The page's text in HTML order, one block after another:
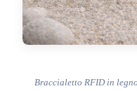
Braccialetto RFID in